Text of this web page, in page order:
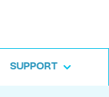
SUPPORT